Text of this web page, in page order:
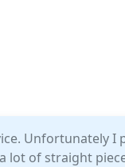
Unfortunately I
lot of straight